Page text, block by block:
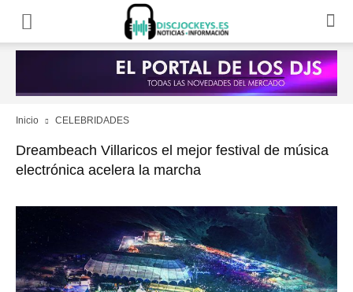
Inicio CELEBRIDADES
Dreambeach Villaricos el mejor festival de música
electrónica acelera la marcha